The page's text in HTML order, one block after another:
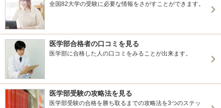
全国82大学の受験に必要な情報をさがすことができます。
医学部合格者の口コミを見る
医学部に合格した人の口コミをみることが出来ます。
医学部受験の攻略法を見る
医学部受験の合格を勝ち取るまでの攻略法を3つのステッ